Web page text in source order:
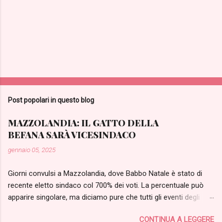
Post popolari in questo blog
MAZZOLANDIA: IL GATTO DELLA
BEFANA SARÀ VICESINDACO
gennaio 05, 2025
Giorni convulsi a Mazzolandia, dove Babbo Natale è stato di
recente eletto sindaco col 700% dei voti. La percentuale può
apparire singolare, ma diciamo pure che tutti gli eventi degli
CONTINUA A LEGGERE